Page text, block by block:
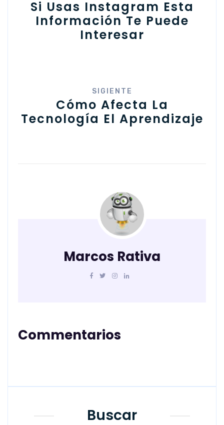
Si Usas Instagram Esta
Información Te Puede
Interesar
SIGIENTE
Cómo Afecta La
Tecnología El Aprendizaje
Marcos Rativa
Commentarios
Buscar